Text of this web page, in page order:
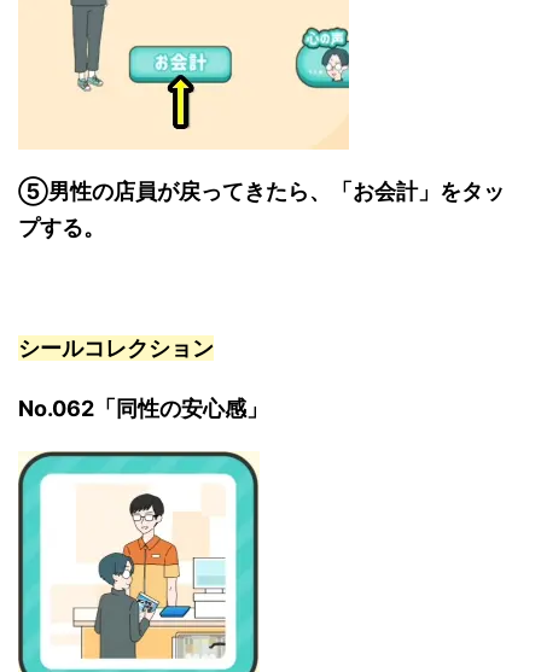
⑤男性の店員が戻ってきたら、「お会計」をタッ
プする。
シールコレクション
No.062「同性の安心感」